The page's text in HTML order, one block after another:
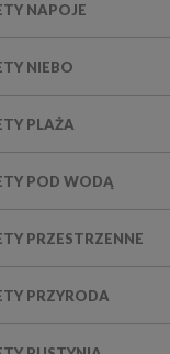
NAPOJE
NIEBO
PLAŻA
POD WODĄ
PRZESTRZENNE
PRZYRODA